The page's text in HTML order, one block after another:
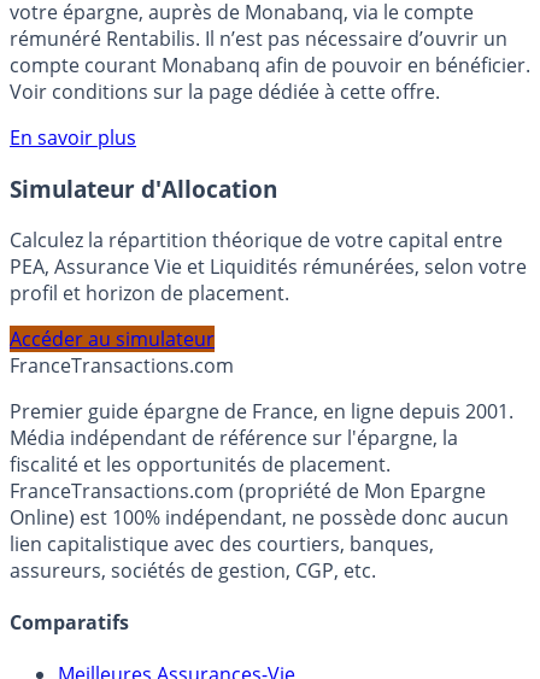
Bénéficiez de cette offre de placement sans risque pour
votre épargne, auprès de Monabanq, via le compte
rémunéré Rentabilis. Il n’est pas nécessaire d’ouvrir un
Voir conditions sur la page dédiée à cette offre.
En savoir plus
Simulateur d'Allocation
Calculez la répartition théorique de votre capital entre
PEA, Assurance Vie et Liquidités rémunérées, selon votre
profil et horizon de placement.
FranceTransactions.com
Premier guide épargne de France, en ligne depuis 2001.
Média indépendant de référence sur l'épargne, la
fiscalité et les opportunités de placement.
FranceTransactions.com (propriété de Mon Epargne
Online) est 100% indépendant, ne possède donc aucun
lien capitalistique avec des courtiers, banques,
assureurs, sociétés de gestion, CGP, etc.
Comparatifs